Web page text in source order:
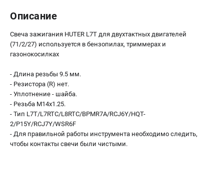
Аэраторы и скарификаторы
Газонокосилки
Расходные материалы
Садовые райдеры
Садовые тракторы
Средства защиты
Триммеры и мотокосы
Описание
Свеча зажигания HUTER L7T для двухтактных двигателей
(71/2/27) используется в бензопилах, триммерах и
газонокосилках
- Длина резьбы 9.5 мм.
- Резистора (R) нет.
- Уплотнение - шайба.
- Резьба М14х1.25.
- Тип L7T/L7RTC/L8RTC/BPMR7A/RCJ6Y/HQT-
2/P15Y/RCJ7Y/WSR6F
- Для правильной работы инструмента необходимо следить,
чтобы контакты свечи были чистыми.